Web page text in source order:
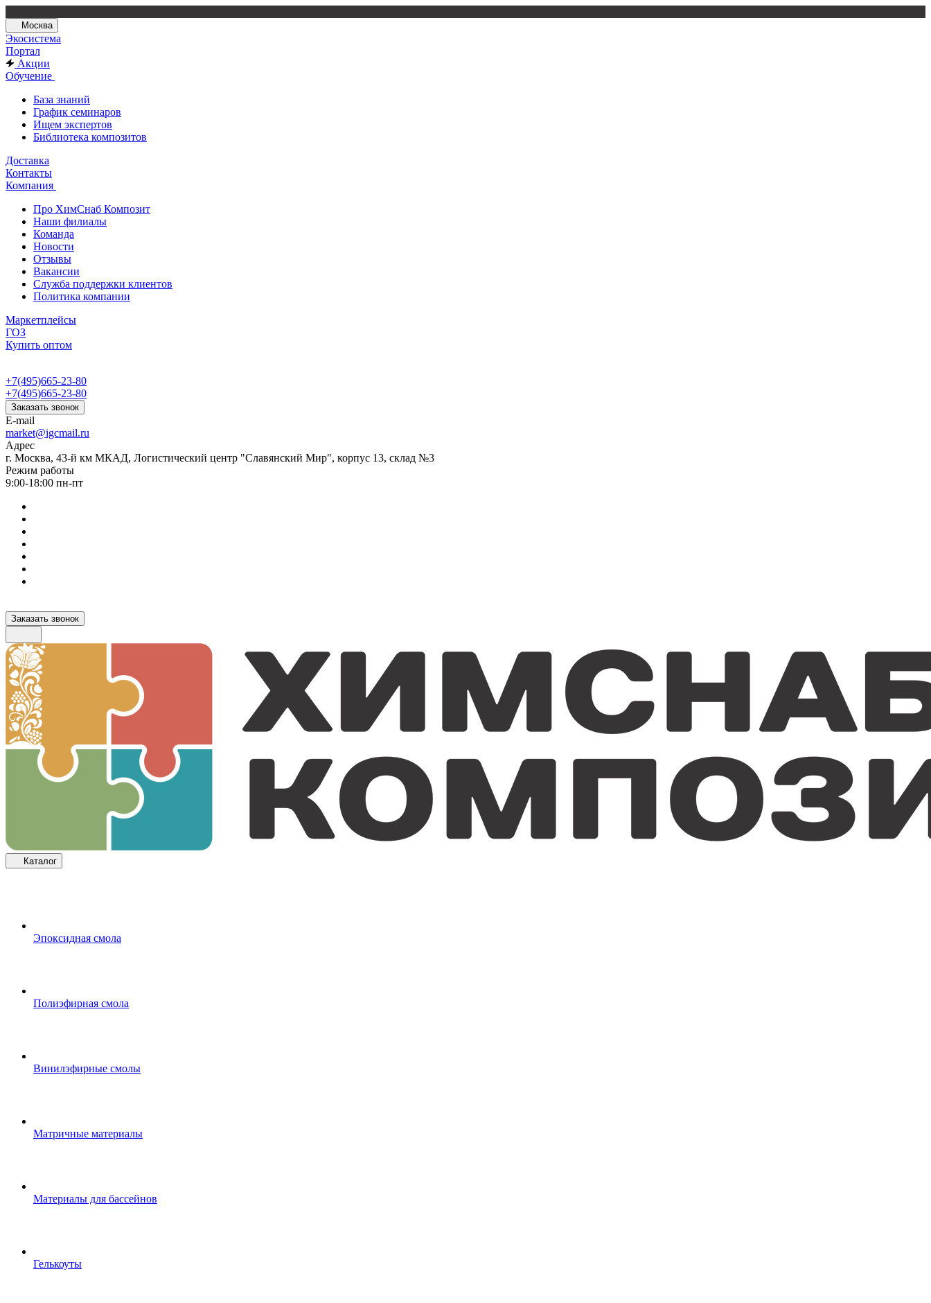
Москва
Экосистема
Портал
Акции
Обучение
База знаний
График семинаров
Ищем экспертов
Библиотека композитов
Доставка
Контакты
Компания
Про ХимСнаб Композит
Наши филиалы
Команда
Новости
Отзывы
Вакансии
Служба поддержки клиентов
Политика компании
Маркетплейсы
ГОЗ
Купить оптом
+7(495)665-23-80
+7(495)665-23-80
Заказать звонок
E-mail
market@igcmail.ru
Адрес
г. Москва, 43-й км МКАД, Логистический центр "Славянский Мир", корпус 13, склад №3
Режим работы
9:00-18:00 пн-пт
Заказать звонок
Каталог
Эпоксидная смола
Полиэфирная смола
Винилэфирные смолы
Матричные материалы
Материалы для бассейнов
Гелькоуты